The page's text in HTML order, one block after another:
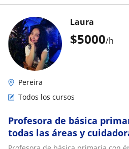
$5000/h
Laura
Pereira
Todos los cursos
Profesora de básica
todas las áreas y
acompañamiento escolar